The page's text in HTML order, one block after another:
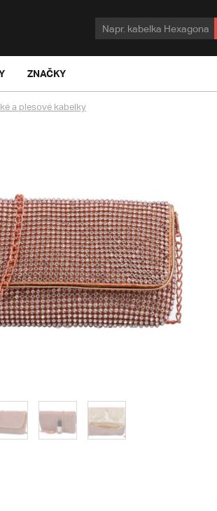
ZNAČKY
a plesové kabelky